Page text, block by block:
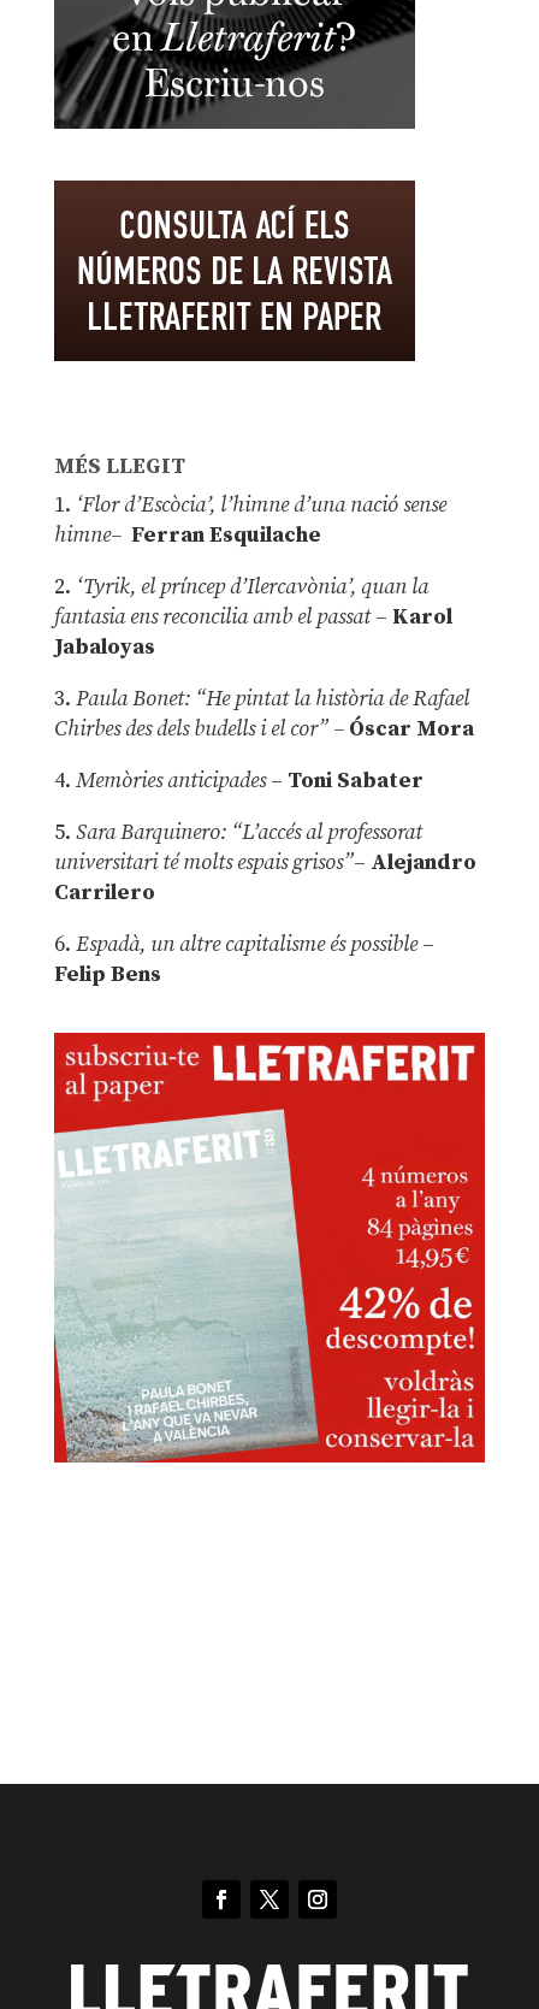
MÉS LLEGIT
1. ‘Flor d’Escòcia’, l’himne d’una nació sense
himne– Ferran Esquilache
2. ‘Tyrik, el príncep d’Ilercavònia’, quan la
fantasia ens reconcilia amb el passat– Karol
Jabaloyas
3. Paula Bonet: “He pintat la història de Rafael
Chirbes des dels budells i el cor” –Óscar Mora
4. Memòries anticipades– Toni Sabater
5. Sara Barquinero: “L’accés al professorat
universitari té molts espais grisos”– Alejandro
Carrilero
6. Espadà, un altre capitalisme és possible –
Felip Bens